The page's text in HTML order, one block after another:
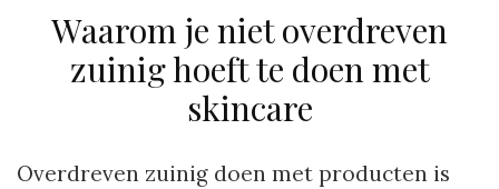
Waarom je niet overdreven
zuinig hoeft te doen met
skincare
Overdreven zuinig doen met producten is